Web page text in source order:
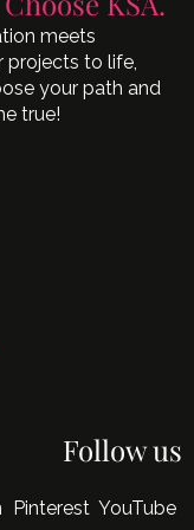
meets
projects to life,
your path and
true!
Follow us
Pinterest YouTube